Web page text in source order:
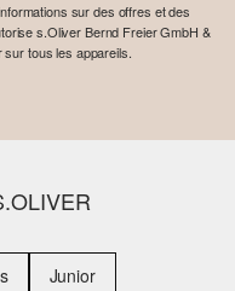
sur des offres et des
s.Oliver Bernd Freier GmbH &
sur tous les appareils.
Junior